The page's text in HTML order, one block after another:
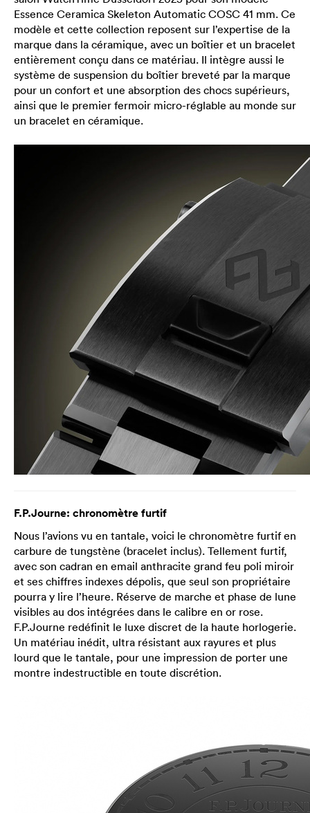
Essence Ceramica Skeleton Automatic COSC 41 mm. Ce
modèle et cette collection reposent sur l’expertise de la
marque dans la céramique, avec un boîtier et un bracelet
entièrement conçu dans ce matériau. Il intègre aussi le
système de suspension du boîtier breveté par la marque
pour un confort et une absorption des chocs supérieurs,
ainsi que le premier fermoir micro-réglable au monde sur
un bracelet en céramique.
F.P.Journe: chronomètre furtif
Nous l’avions vu en tantale, voici le chronomètre furtif en
carbure de tungstène (bracelet inclus). Tellement furtif,
avec son cadran en email anthracite grand feu poli miroir
et ses chiffres indexes dépolis, que seul son propriétaire
pourra y lire l’heure. Réserve de marche et phase de lune
visibles au dos intégrées dans le calibre en or rose.
F.P.Journe redéfinit le luxe discret de la haute horlogerie.
Un matériau inédit, ultra résistant aux rayures et plus
lourd que le tantale, pour une impression de porter une
montre indestructible en toute discrétion.